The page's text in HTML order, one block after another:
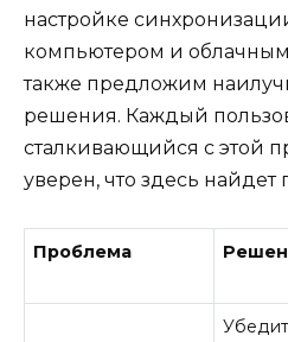
настройке
компьютером и
также предложим
решения. Каждый
сталкивающийся с этой
уверен, что здесь найдет
Проблема